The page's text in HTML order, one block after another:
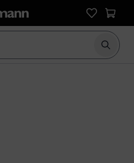
32 valutazioni dei clienti